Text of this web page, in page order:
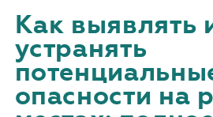
Как выявлять
устранять
опасности на